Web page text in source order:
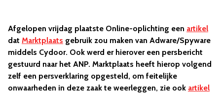
Afgelopen vrijdag plaatste Online-oplichting een artikel
dat Marktplaats gebruik zou maken van Adware/Spyware
middels Cydoor. Ook werd er hierover een persbericht
gestuurd naar het ANP. Marktplaats heeft hierop volgend
zelf een persverklaring opgesteld, om feitelijke
onwaarheden in deze zaak te weerleggen, zie ook artikel